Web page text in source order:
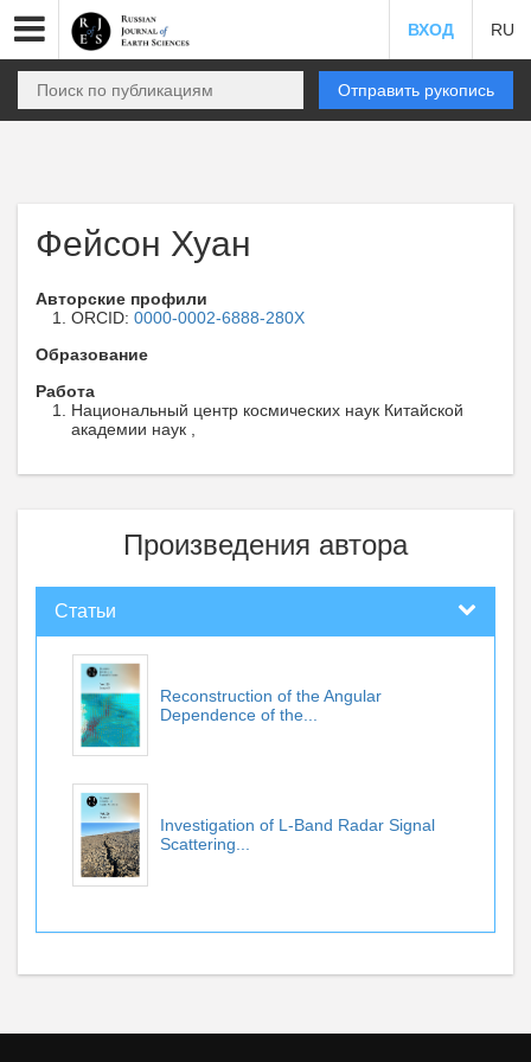
ВХОД RU
Отправить рукопись
Фейсон Хуан
Авторские профили
ORCID: 0000-0002-6888-280X
Образование
Работа
Национальный центр космических наук Китайской
академии наук ,
Произведения автора
Статьи
Reconstruction of the Angular
Dependence of the...
Investigation of L-Band Radar Signal
Scattering...